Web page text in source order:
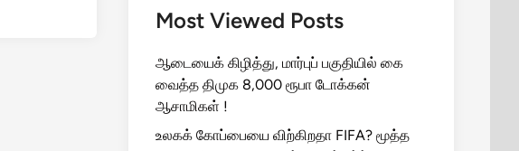
Most Viewed Posts
ஆடையைக் கிழித்து, மார்புப் பகுதியில் கை
வைத்த திமுக 8,000 ரூபா டோக்கன்
ஆசாமிகள் !
உலகக் கோப்பையை விற்கிறதா FIFA? மூத்த